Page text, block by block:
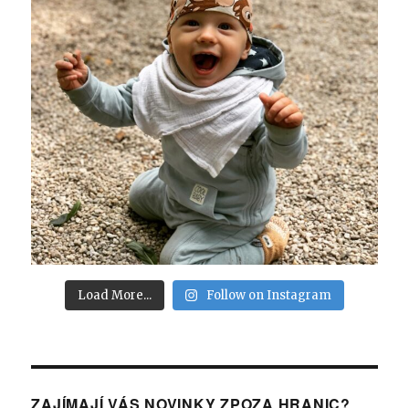
Load More... Follow on Instagram